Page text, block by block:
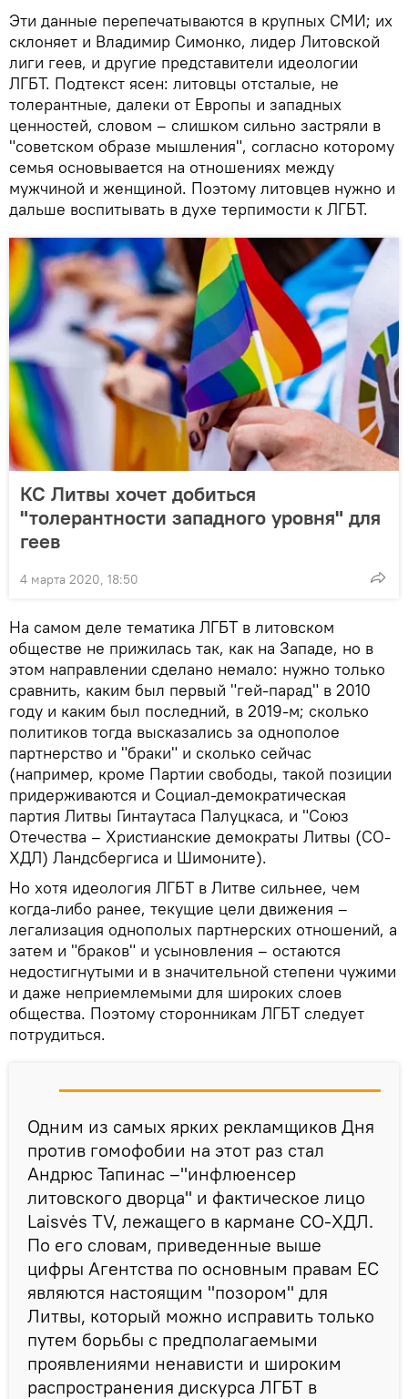
Эти данные перепечатываются в крупных СМИ; их
склоняет и Владимир Симонко, лидер Литовской
лиги геев, и другие представители идеологии
ЛГБТ. Подтекст ясен: литовцы отсталые, не
толерантные, далеки от Европы и западных
ценностей, словом – слишком сильно застряли в
"советском образе мышления", согласно которому
семья основывается на отношениях между
мужчиной и женщиной. Поэтому литовцев нужно и
дальше воспитывать в духе терпимости к ЛГБТ.
КС Литвы хочет добиться
"толерантности западного уровня" для
геев
4 марта 2020, 18:50
На самом деле тематика ЛГБТ в литовском
обществе не прижилась так, как на Западе, но в
этом направлении сделано немало: нужно только
сравнить, каким был первый "гей-парад" в 2010
году и каким был последний, в 2019-м; сколько
политиков тогда высказались за однополое
партнерство и "браки" и сколько сейчас
(например, кроме Партии свободы, такой позиции
придерживаются и Социал-демократическая
партия Литвы Гинтаутаса Палуцкаса, и "Союз
Отечества – Христианские демократы Литвы (СО-
ХДЛ) Ландсбергиса и Шимоните).
Но хотя идеология ЛГБТ в Литве сильнее, чем
когда-либо ранее, текущие цели движения –
легализация однополых партнерских отношений, а
затем и "браков" и усыновления – остаются
недостигнутыми и в значительной степени чужими
и даже неприемлемыми для широких слоев
общества. Поэтому сторонникам ЛГБТ следует
потрудиться.
Одним из самых ярких рекламщиков Дня
против гомофобии на этот раз стал
Андрюс Тапинас –"инфлюенсер
литовского дворца" и фактическое лицо
Laisvės TV, лежащего в кармане СО-ХДЛ.
По его словам, приведенные выше
цифры Агентства по основным правам ЕС
являются настоящим "позором" для
Литвы, который можно исправить только
путем борьбы с предполагаемыми
проявлениями ненависти и широким
распространения дискурса ЛГБТ в